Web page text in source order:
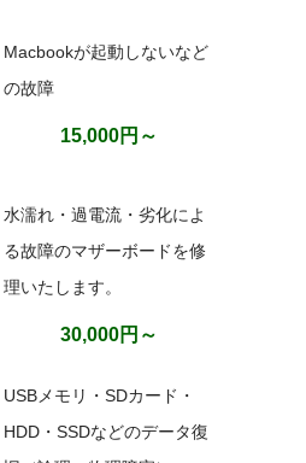
Macbookが起動しないなど
の故障
15,000円～
水濡れ・過電流・劣化によ
る故障のマザーボードを修
理いたします。
30,000円～
USBメモリ・SDカード・
HDD・SSDなどのデータ復